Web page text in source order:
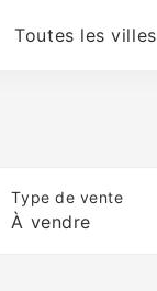
Toutes les villes
Type de vente
À vendre